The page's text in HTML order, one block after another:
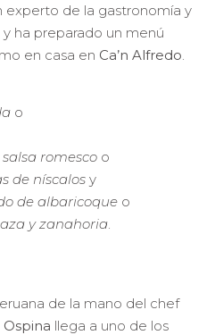
experto de la gastronomía y
ha preparado un menú
en casa en Ca’n Alfredo.
o
romesco o
de níscalos y
de albaricoque o
y zanahoria.
de la mano del chef
llega a uno de los